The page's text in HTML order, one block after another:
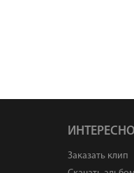
Заказать клип